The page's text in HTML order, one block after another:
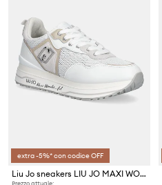
extra -5%* con codice OFF
Liu Jo sneakers LIU JO MAXI WONDER 01
Prezzo attuale: